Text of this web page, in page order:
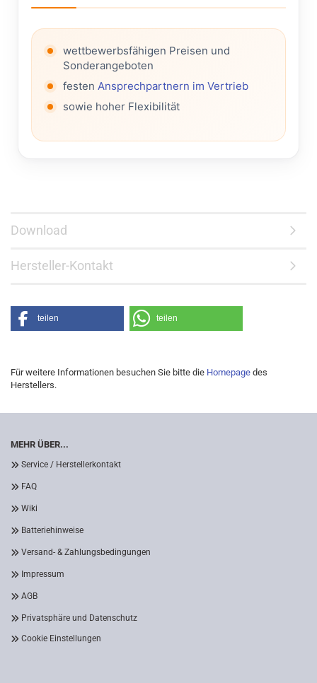
wettbewerbsfähigen Preisen und
Sonderangeboten
festen Ansprechpartnern im Vertrieb
sowie hoher Flexibilität
Download
Hersteller-Kontakt
teilen teilen
Für weitere Informationen besuchen Sie bitte die Homepage des
Herstellers.
MEHR ÜBER...
Service / Herstellerkontakt
FAQ
Wiki
Batteriehinweise
Versand- & Zahlungsbedingungen
Impressum
AGB
Privatsphäre und Datenschutz
Cookie Einstellungen